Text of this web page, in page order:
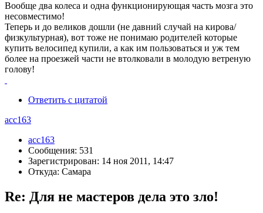
Вообще два колеса и одна функционирующая часть мозга это
несовместимо!
Теперь и до великов дошли (не давний случай на кирова/
физкультурная), вот тоже не понимаю родителей которые
купить велосипед купили, а как им пользоваться и уж тем
более на проезжей части не втолковали в молодую ветреную
голову!
Ответить с цитатой
acc163
acc163
Сообщения: 531
Зарегистрирован: 14 ноя 2011, 14:47
Откуда: Самара
Re: Для не мастеров дела это зло!